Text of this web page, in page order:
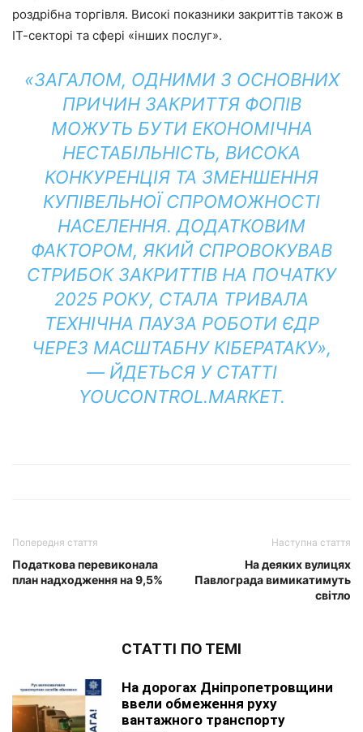
роздрібна торгівля. Високі показники закриттів також в
ІТ-секторі та сфері «інших послуг».
«ЗАГАЛОМ, ОДНИМИ З ОСНОВНИХ
ПРИЧИН ЗАКРИТТЯ ФОПІВ
МОЖУТЬ БУТИ ЕКОНОМІЧНА
НЕСТАБІЛЬНІСТЬ, ВИСОКА
КОНКУРЕНЦІЯ ТА ЗМЕНШЕННЯ
КУПІВЕЛЬНОЇ СПРОМОЖНОСТІ
НАСЕЛЕННЯ. ДОДАТКОВИМ
ФАКТОРОМ, ЯКИЙ СПРОВОКУВАВ
СТРИБОК ЗАКРИТТІВ НА ПОЧАТКУ
2025 РОКУ, СТАЛА ТРИВАЛА
ТЕХНІЧНА ПАУЗА РОБОТИ ЄДР
ЧЕРЕЗ МАСШТАБНУ КІБЕРАТАКУ»,
― ЙДЕТЬСЯ У СТАТТІ
YOUCONTROL.MARKET.
Попередня стаття
Податкова перевиконала
план надходження на 9,5%
Наступна стаття
На деяких вулицях
Павлограда вимикатимуть
світло
СТАТТІ ПО ТЕМІ
На дорогах Дніпропетровщини
ввели обмеження руху
вантажного транспорту